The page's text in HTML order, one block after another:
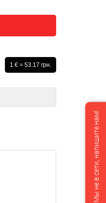
1 € = 53.17 грн.
Мы не в сети, напишите нам!